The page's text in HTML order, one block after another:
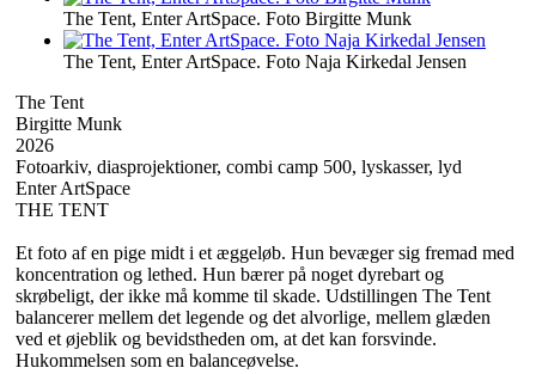
The Tent, Enter ArtSpace. Foto Birgitte Munk
The Tent, Enter ArtSpace. Foto Naja Kirkedal Jensen
The Tent
Birgitte Munk
2026
Fotoarkiv, diasprojektioner, combi camp 500, lyskasser, lyd
Enter ArtSpace
THE TENT
Et foto af en pige midt i et æggeløb. Hun bevæger sig fremad med
koncentration og lethed. Hun bærer på noget dyrebart og
skrøbeligt, der ikke må komme til skade. Udstillingen The Tent
balancerer mellem det legende og det alvorlige, mellem glæden
ved et øjeblik og bevidstheden om, at det kan forsvinde.
Hukommelsen som en balanceøvelse.